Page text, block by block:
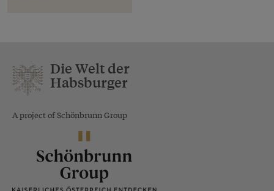
Die Welt der
Habsburger
A project of Schönbrunn Group